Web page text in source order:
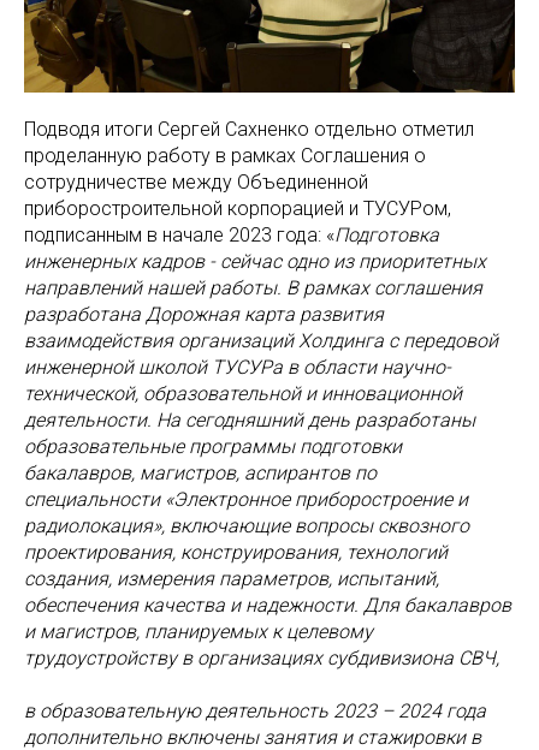
Подводя итоги Сергей Сахненко отдельно отметил
проделанную работу в рамках Соглашения о
сотрудничестве между Объединенной
приборостроительной корпорацией и ТУСУРом,
подписанным в начале 2023 года: «Подготовка
инженерных кадров - сейчас одно из приоритетных
направлений нашей работы. В рамках соглашения
разработана Дорожная карта развития
взаимодействия организаций Холдинга с передовой
инженерной школой ТУСУРа в области научно-
технической, образовательной и инновационной
деятельности. На сегодняшний день разработаны
образовательные программы подготовки
бакалавров, магистров, аспирантов по
специальности «Электронное приборостроение и
радиолокация», включающие вопросы сквозного
проектирования, конструирования, технологий
создания, измерения параметров, испытаний,
обеспечения качества и надежности. Для бакалавров
и магистров, планируемых к целевому
трудоустройству в организациях субдивизиона СВЧ,
в образовательную деятельность 2023 – 2024 года
дополнительно включены занятия и стажировки в